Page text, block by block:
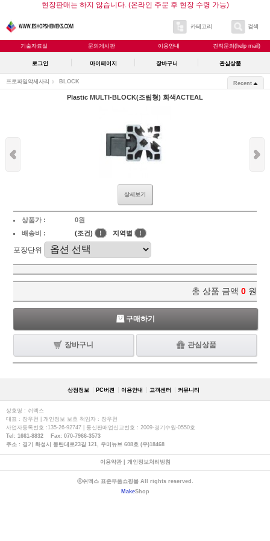
현장판매는 하지 않습니다. (온라인 주문 후 현장 수령 가능)
카테고리 검색
기술자료실 문의게시판 이용안내 견적문의(help mail)
로그인 마이페이지 장바구니 관심상품
프로파일악세사리 BLOCK Recent
Plastic MULTI-BLOCK(조립형) 회색ACTEAL
상세보기
상품가 :
0원
배송비 :
(조건) ! 지역별 !
포장단위
총 상품 금액 0 원
구매하기
장바구니 관심상품
상점정보 PC버젼 이용안내 고객센터 커뮤니티
상호명 : 쉬멕스
대표 : 장우천 | 개인정보 보호 책임자 : 장우천
사업자등록번호 :135-26-92747 | 통신판매업신고번호 : 2009-경기수원-0550호
Tel: 1661-8832 Fax: 070-7966-3573
주소 : 경기 화성시 동탄대로23길 121, 우미뉴브 608호 (우)18468
이용약관| 개인정보처리방침
ⓒ쉬멕스 표준부품쇼핑몰 All rights reserved.
MakeShop